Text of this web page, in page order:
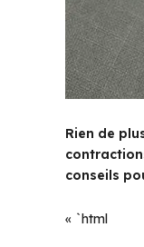
Rien de
conseils
« `html